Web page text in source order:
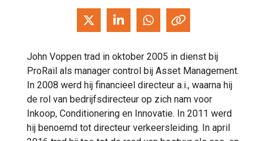
John Voppen trad in oktober 2005 in dienst bij
ProRail als manager control bij Asset Management.
In 2008 werd hij financieel directeur a.i., waarna hij
de rol van bedrijfsdirecteur op zich nam voor
Inkoop, Conditionering en Innovatie. In 2011 werd
hij benoemd tot directeur verkeersleiding. In april